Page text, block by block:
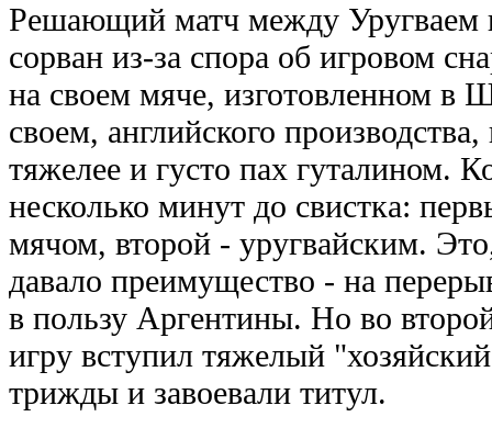
Решающий матч между Уругваем
сорван из-за спора об игровом
на своем мяче, изготовленном в
своем, английского
тяжелее и густо пах гуталином.
несколько минут до свистка:
мячом, второй - уругвайским.
давало преимущество - на
в пользу Аргентины. Но во
игру вступил тяжелый
трижды и завоевали титул.